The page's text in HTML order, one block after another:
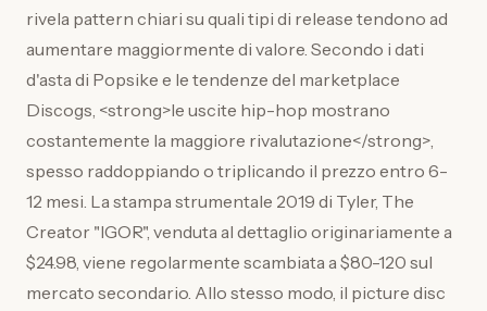
rivela pattern chiari su quali tipi di release tendono ad
aumentare maggiormente di valore. Secondo i dati
d'asta di Popsike e le tendenze del marketplace
Discogs, <strong>le uscite hip-hop mostrano
costantemente la maggiore rivalutazione</strong>,
spesso raddoppiando o triplicando il prezzo entro 6-
12 mesi. La stampa strumentale 2019 di Tyler, The
Creator "IGOR", venduta al dettaglio originariamente a
$24.98, viene regolarmente scambiata a $80-120 sul
mercato secondario. Allo stesso modo, il picture disc